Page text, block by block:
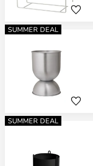
SUMMER DEAL
SUMMER DEAL